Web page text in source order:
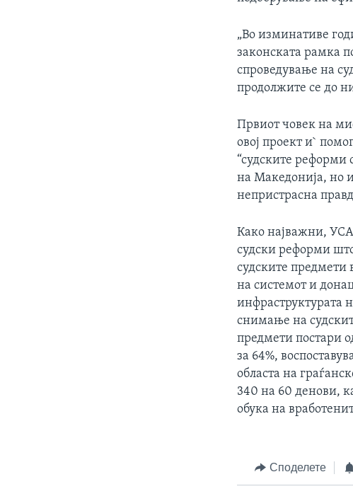
„Во изминативе
законската рамка
спроведување на
продолжите се до
Првиот човек на
овој проект и`
“судските реформи
на Македонија, но
непристрасна
Како најважни,
судски реформи
судските предмети
на системот и
инфраструктурата
снимање на
предмети постари
за 64%,
областа на
340 на 60 денови,
обука на
Споделете